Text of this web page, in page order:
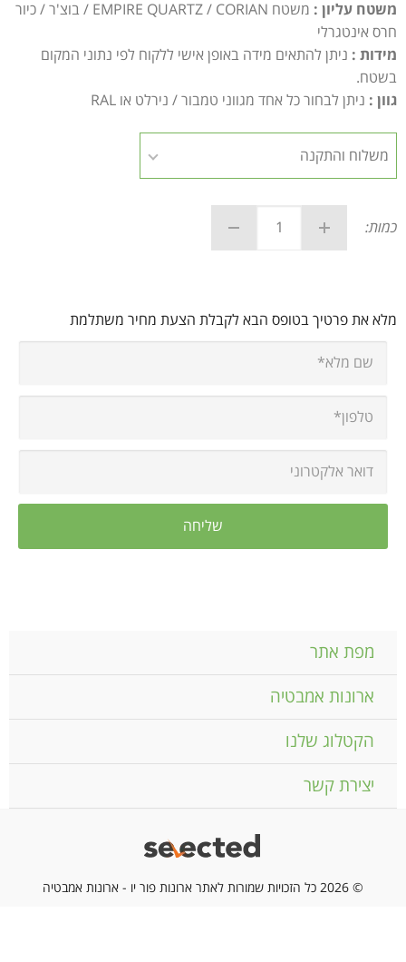
משטח עליון :
משטח EMPIRE QUARTZ / CORIAN / בוצ'ר / כיור
חרס אינטגרלי
מידות : ניתן להתאים מידה באופן אישי ללקוח לפי נתוני המקום
בשטח.
גוון : ניתן לבחור כל אחד מגווני טמבור / נירלט או RAL
כמות:
מלא את פרטיך בטופס הבא לקבלת הצעת מחיר משתלמת
מפת אתר
ארונות אמבטיה
הקטלוג שלנו
יצירת קשר
© 2026 כל הזכויות שמורות לאתר ארונות פור יו - ארונות אמבטיה